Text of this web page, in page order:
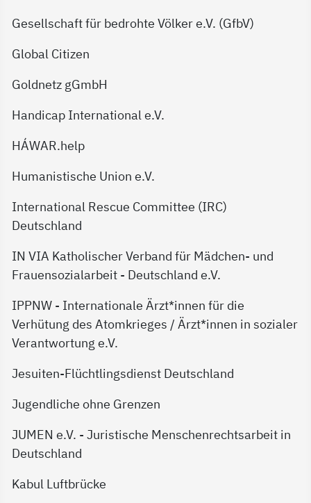
Gesellschaft für bedrohte Völker e.V. (GfbV)
Global Citizen
Goldnetz gGmbH
Handicap International e.V.
HÁWAR.help
Humanistische Union e.V.
International Rescue Committee (IRC)
Deutschland
IN VIA Katholischer Verband für Mädchen- und
Frauensozialarbeit - Deutschland e.V.
IPPNW - Internationale Ärzt*innen für die
Verhütung des Atomkrieges / Ärzt*innen in sozialer
Verantwortung e.V.
Jesuiten-Flüchtlingsdienst Deutschland
Jugendliche ohne Grenzen
JUMEN e.V. - Juristische Menschenrechtsarbeit in
Deutschland
Kabul Luftbrücke